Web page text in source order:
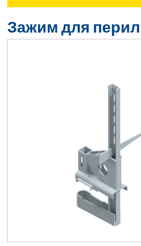
Зажим для